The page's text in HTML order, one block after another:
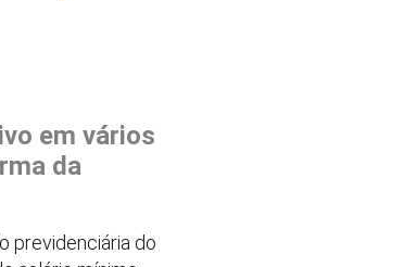
em vários
da
previdenciária do